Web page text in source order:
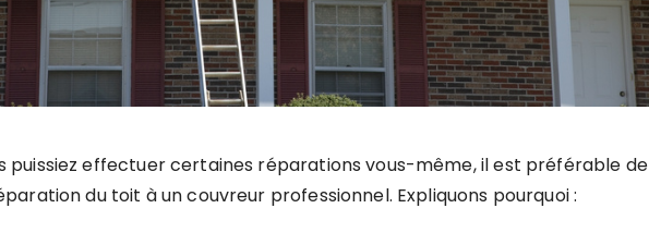
puissiez effectuer certaines réparations vous-même, il est préférable de
du toit à un couvreur professionnel. Expliquons pourquoi :